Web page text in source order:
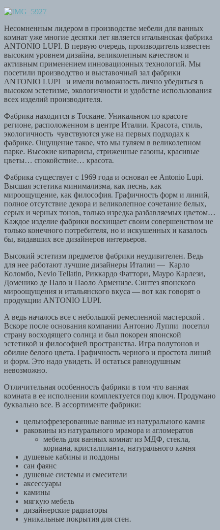
Несомненным лидером в производстве мебели для ванных
комнат уже многие десятки лет является итальянская фабрика
ANTONIO LUPI. В первую очередь, производитель известен
высоким уровнем дизайна, великолепным качеством и
активным применением инновационных технологий. Мы
посетили производство и выставочный зал фабрики
ANTONIO LUPI и имели возможность лично убедиться в
высоком эстетизме, экологичности и удобстве использования
всех изделий производителя.
Фабрика находится в Тоскане. Уникальном по красоте
регионе, расположенном в центре Италии. Красота, стиль,
экологичность чувствуются уже на первых подходах к
фабрике. Ощущение такое, что мы гуляем в великолепном
парке. Высокие кипарисы, стриженные газоны, красивые
цветы… спокойствие… красота.
Фабрика существует с 1969 года и основал ее Antonio Lupi.
Высшая эстетика минимализма, как песнь, как
мироощущение, как философия. Графичность форм и линий,
полное отсутствие декора и великолепное сочетание белых,
серых и черных тонов, только изредка разбавляемых цветом…
Каждое изделие фабрики восхищает своим совершенством не
только конечного потребителя, но и искушенных и казалось
бы, видавших все дизайнеров интерьеров.
Высокий эстетизм предметов фабрики неудивителен. Ведь
для нее работают лучшие дизайнеры Италии — Карло
Коломбо, Nevio Tellatin, Риккардо Фаттори, Мауро Карлези,
Доменико де Пало и Паоло Арменизе. Синтез японского
мироощущения и итальянского вкуса — вот как говорят о
продукции ANTONIO LUPI.
А ведь началось все с небольшой ремесленной мастерской .
Вскоре после основания компании Антонио Луппи посетил
страну восходящего солнца и был покорен японской
эстетикой и философией пространства. Игра полутонов и
обилие белого цвета. Графичность черного и простота линий
и форм. Это надо увидеть. И остаться равнодушным
невозможно.
Отличительная особенность фабрики в том что ванная
комната в ее исполнении комплектуется под ключ. Продумано
буквально все. В ассортименте фабрики:
цельнофрезерованные ванные из натурального камня
раковины из натурального мрамора и агломератов
мебель для ванных комнат из МДФ, стекла,
кориана, кристалпланта, натурального камня
душевые кабины и поддоны
сан фаянс
душевые системы и смесители
аксессуары
камины
мягкую мебель
дизайнерские радиаторы
уникальные покрытия для стен.